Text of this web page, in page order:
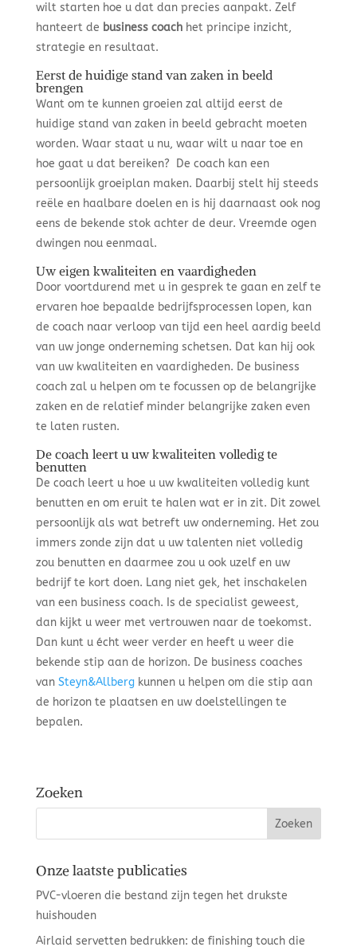
wilt starten hoe u dat dan precies aanpakt. Zelf
hanteert de business coachhet principe inzicht,
strategie en resultaat.
Eerst de huidige stand van zaken in beeld
brengen
Want om te kunnen groeien zal altijd eerst de
huidige stand van zaken in beeld gebracht moeten
worden. Waar staat u nu, waar wilt u naar toe en
hoe gaat u dat bereiken? De coach kan een
persoonlijk groeiplan maken. Daarbij stelt hij steeds
reële en haalbare doelen en is hij daarnaast ook nog
eens de bekende stok achter de deur. Vreemde ogen
dwingen nou eenmaal.
Uw eigen kwaliteiten en vaardigheden
Door voortdurend met u in gesprek te gaan en zelf te
ervaren hoe bepaalde bedrijfsprocessen lopen, kan
de coach naar verloop van tijd een heel aardig beeld
van uw jonge onderneming schetsen. Dat kan hij ook
van uw kwaliteiten en vaardigheden. De business
coach zal u helpen om te focussen op de belangrijke
zaken en de relatief minder belangrijke zaken even
te laten rusten.
De coach leert u uw kwaliteiten volledig te
benutten
De coach leert u hoe u uw kwaliteiten volledig kunt
benutten en om eruit te halen wat er in zit. Dit zowel
persoonlijk als wat betreft uw onderneming. Het zou
immers zonde zijn dat u uw talenten niet volledig
zou benutten en daarmee zou u ook uzelf en uw
bedrijf te kort doen. Lang niet gek, het inschakelen
van een business coach. Is de specialist geweest,
dan kijkt u weer met vertrouwen naar de toekomst.
Dan kunt u écht weer verder en heeft u weer die
bekende stip aan de horizon. De business coaches
van Steyn&Allbergkunnen u helpen om die stip aan
de horizon te plaatsen en uw doelstellingen te
bepalen.
Zoeken
Onze laatste publicaties
PVC-vloeren die bestand zijn tegen het drukste
huishouden
Airlaid servetten bedrukken: de finishing touch die